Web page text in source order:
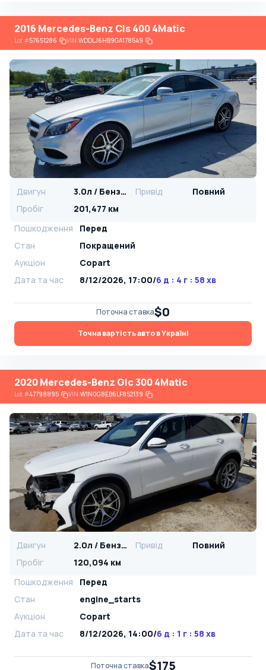
2016 Mercedes-Benz Cls 400 4Matic
Lot#57651286 VIN:WDDLJ6HB9GA178549
Двигун 3.0л / Бензин Привід
Повний
Пробіг
201,477 км
Пошкодження
Перед
Стан
Покращений
Аукціон
Copart
Дата та час
8/12/2026, 17:00/6 д : 4 г : 58 хв
Поточна ставка$0
Точна вартість авто в Україні
2020 Mercedes-Benz Glc 300 4Matic
Lot#47798895 VIN:W1N0G8EB6LF852139
Двигун 2.0л / Бензин Привід
Повний
Пробіг
120,094 км
Пошкодження
Перед
Стан
engine_starts
Аукціон
Copart
Дата та час
8/12/2026, 14:00/6 д : 1 г : 58 хв
Поточна ставка$175